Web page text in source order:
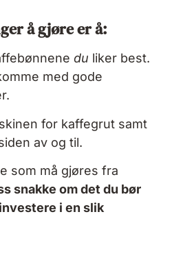
å gjøre er å:
du liker best.
med gode
for kaffegrut samt
av og til.
som må gjøres fra
snakke om det du bør
i en slik